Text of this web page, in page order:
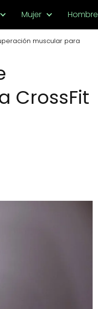
Mujer Hombre
muscular para
CrossFit